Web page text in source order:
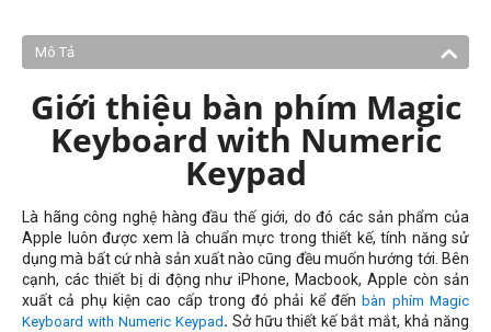
Mô Tả
Giới thiệu bàn phím Magic
Keyboard with Numeric
Keypad
Là hãng công nghệ hàng đầu thế giới, do đó các sản phẩm của
Apple luôn được xem là chuẩn mực trong thiết kế, tính năng sử
dụng mà bất cứ nhà sản xuất nào cũng đều muốn hướng tới. Bên
cạnh, các thiết bị di động như iPhone, Macbook, Apple còn sản
xuất cả phụ kiện cao cấp trong đó phải kể đếnbàn phím Magic
Keyboard with Numeric Keypad . Sở hữu thiết kế bắt mắt, khả năng